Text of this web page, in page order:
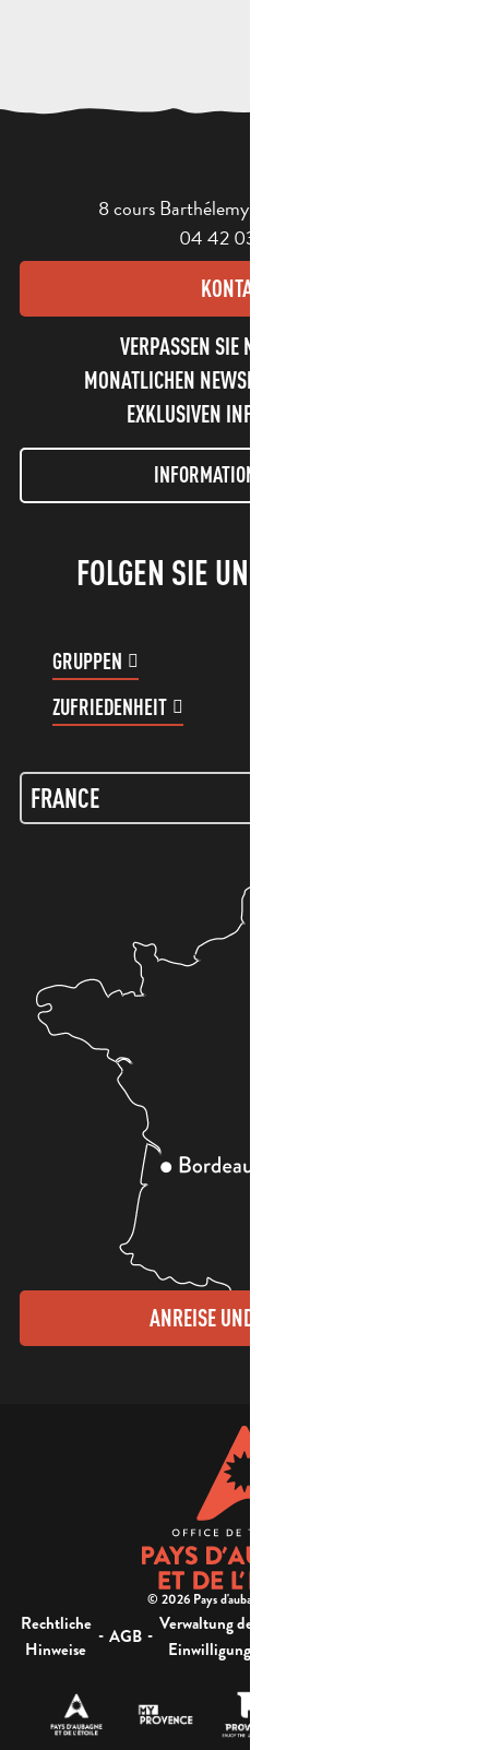
8 cours Barthélemy - 13400 Aubagne
04 42 03 49 98
KONTAKT
VERPASSEN SIE NICHT UNSEREN
MONATLICHEN NEWSLETTER UND UNSERE
EXKLUSIVEN INFORMATIONEN!
INFORMATIONEN LETTER
FOLGEN SIE UNS!
GRUPPEN
ZUFRIEDENHEIT
ANREISE UND KONTAKTE
© 2026 Pays d'aubagne et de l'étoile -
Rechtliche
Hinweise
- AGB - Verwaltung der
Einwilligung